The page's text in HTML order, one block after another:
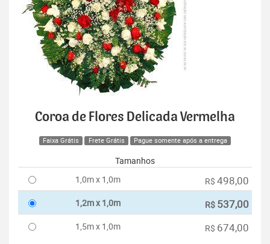
Coroa de Flores Delicada Vermelha
Faixa Grátis Frete Grátis Pague somente após a entrega
Tamanhos
1,0m x 1,0m
R$ 498,00
1,2m x 1,0m R$ 537,00
1,5m x 1,0m R$ 674,00